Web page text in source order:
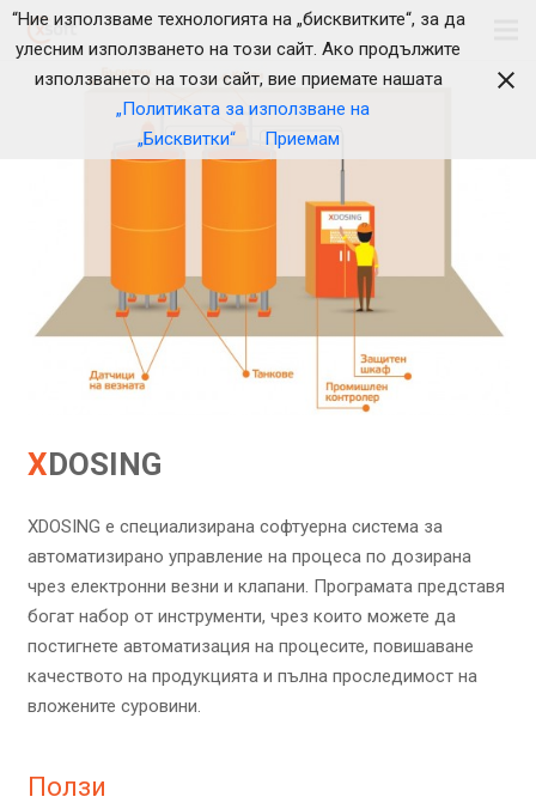
XDOSING
XDOSING е специализирана софтуерна система за
автоматизирано управление на процеса по дозирана
чрез електронни везни и клапани. Програмата представя
богат набор от инструменти, чрез които можете да
постигнете автоматизация на процесите, повишаване
качеството на продукцията и пълна проследимост на
вложените суровини.
Ползи
“Ние използваме технологията на „бисквитките“, за да
улесним използването на този сайт. Ако продължите
използването на този сайт, вие приемате нашата
„Политиката за използване на
„Бисквитки“
Приемам